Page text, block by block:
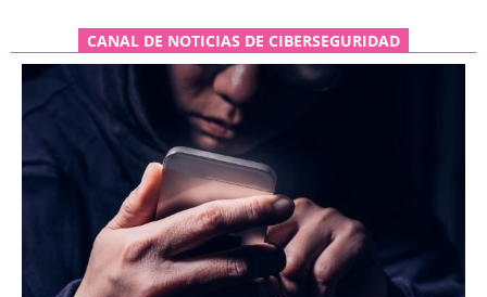
CANAL DE NOTICIAS DE CIBERSEGURIDAD